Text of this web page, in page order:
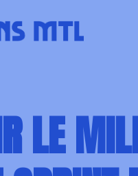
COUREURS
DE COURSE
LE